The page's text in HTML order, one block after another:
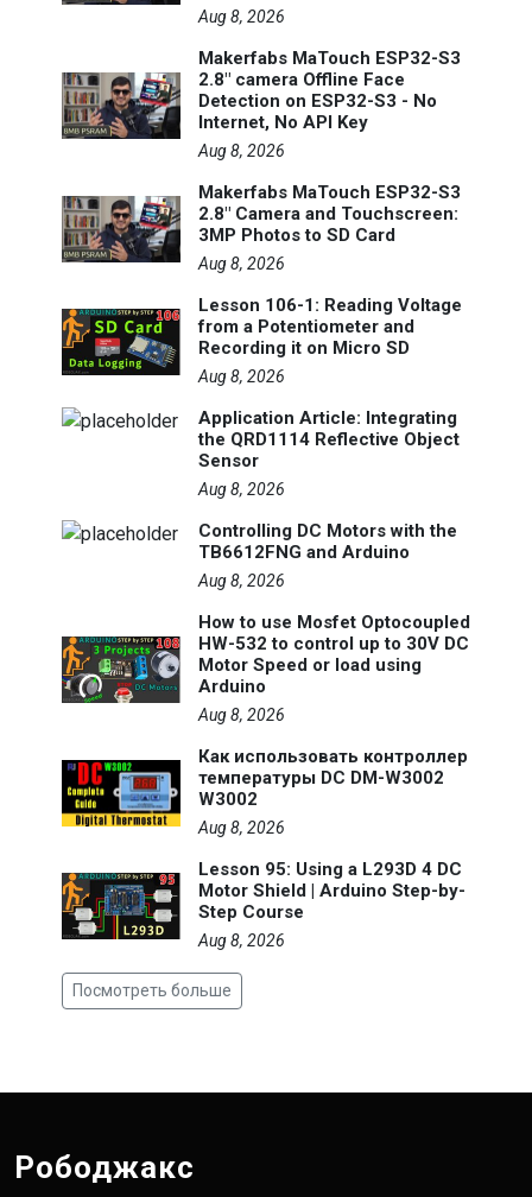
Aug 8, 2026
Makerfabs MaTouch ESP32-S3
2.8" camera Offline Face
Detection on ESP32-S3 - No
Internet, No API Key
Aug 8, 2026
Makerfabs MaTouch ESP32-S3
2.8" Camera and Touchscreen:
3MP Photos to SD Card
Aug 8, 2026
Lesson 106-1: Reading Voltage
from a Potentiometer and
Recording it on Micro SD
Aug 8, 2026
Application Article: Integrating
the QRD1114 Reflective Object
Sensor
Aug 8, 2026
Controlling DC Motors with the
TB6612FNG and Arduino
Aug 8, 2026
How to use Mosfet Optocoupled
HW-532 to control up to 30V DC
Motor Speed or load using
Arduino
Aug 8, 2026
Как использовать контроллер
температуры DC DM-W3002
W3002
Aug 8, 2026
Lesson 95: Using a L293D 4 DC
Motor Shield | Arduino Step-by-
Step Course
Aug 8, 2026
Посмотреть больше
Рободжакс